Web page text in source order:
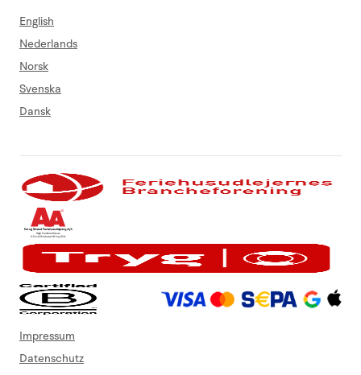
English
Nederlands
Norsk
Svenska
Dansk
Impressum
Datenschutz